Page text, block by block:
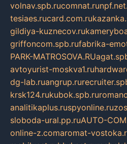
volnav.spb.rucomnat.ru
tesiaes.rucard.com.ru
gildiya-kuznecov.ru
griffoncom.spb.rufabrika-
PARK-MATROSOVA.RU
avtoyurist-moskva1.ru
dg-lab.ruangrup.ru
krsk124.rukubok.spb.ru
analitikaplus.ruspyonline.ru
sloboda-ural.pp.ruAUTO-
online-z.comaromat-